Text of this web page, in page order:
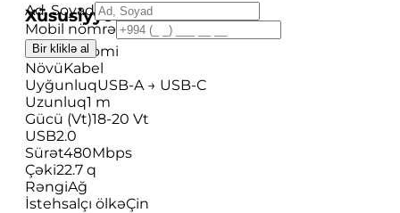
Ad, Soyad
Mobil nömrə
Bir kliklə al
Xüsusiyyətlər
BrendXiaomi
NövüKabel
UyğunluqUSB-A → USB-C
Uzunluq1 m
Gücü (Vt)18-20 Vt
USB2.0
Sürət480Mbps
Çəki22.7 q
RəngiAğ
İstehsalçı ölkəÇin